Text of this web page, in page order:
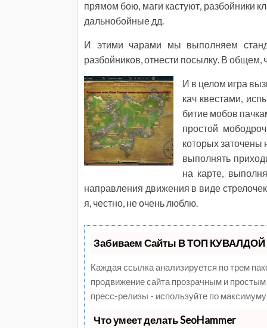
прямом бою, маги кастуют, разбойники
дальнобойные дд.
И этими чарами мы выполняем
разбойников, отнести посылку. В общем,
И в целом игра
кач квестами,
битие мобов
простой
которых заточены
выполнять
на карте,
направления движения в виде
я, честно, не очень люблю.
Забиваем Сайты В ТОП КУВАЛДОЙ
Каждая ссылка анализируется по трем
продвижение сайта прозрачным и
пресс-релизы - используйте по
Что умеет делать SeoHammer